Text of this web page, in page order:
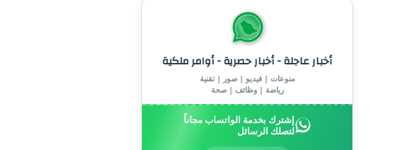
أخبار عاجلة - أخبار حصرية - أوامر ملكية
منوعات | فيديو | صور | تقنية
رياضة | وظائف | صحة
إشترك بخدمة الواتساب مجاناً
لتصلك الرسائل